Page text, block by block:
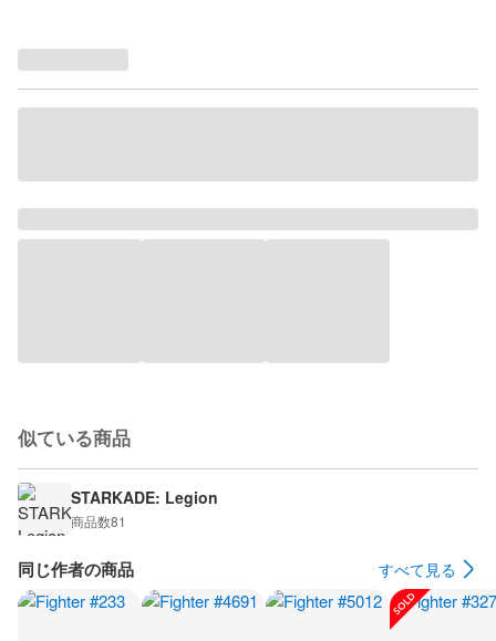
似ている商品
STARKADE: Legion
商品数81
同じ作者の商品 すべて見る